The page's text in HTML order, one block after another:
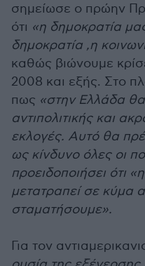
σημείωσε ο πρώην
ότι «η δημοκρατία
δημοκρατία ,η
καθώς βιώνουμε
2008 και εξής. Στο
πως «στην Ελλάδα
αντιπολιτικής και
εκλογές. Αυτό θα
ως κίνδυνο όλες οι
προειδοποιήσει ότι
μετατραπεί σε κύμα
σταματήσουμε».
Για τον